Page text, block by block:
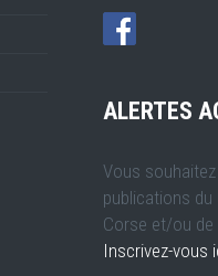
ALERTES
Vous
publications du
Corse et/ou
Inscrivez-vous